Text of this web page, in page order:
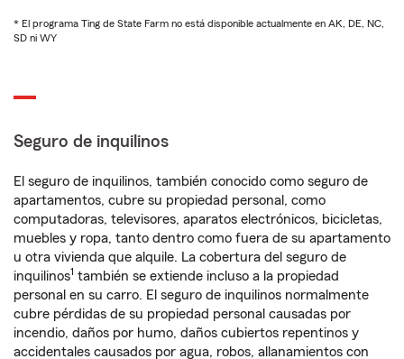
* El programa Ting de State Farm no está disponible actualmente en AK, DE, NC,
SD ni WY
Seguro de inquilinos
El seguro de inquilinos, también conocido como seguro de
apartamentos, cubre su propiedad personal, como
computadoras, televisores, aparatos electrónicos, bicicletas,
muebles y ropa, tanto dentro como fuera de su apartamento
u otra vivienda que alquile. La cobertura del seguro de
inquilinos1 también se extiende incluso a la propiedad
personal en su carro. El seguro de inquilinos normalmente
cubre pérdidas de su propiedad personal causadas por
incendio, daños por humo, daños cubiertos repentinos y
accidentales causados por agua, robos, allanamientos con